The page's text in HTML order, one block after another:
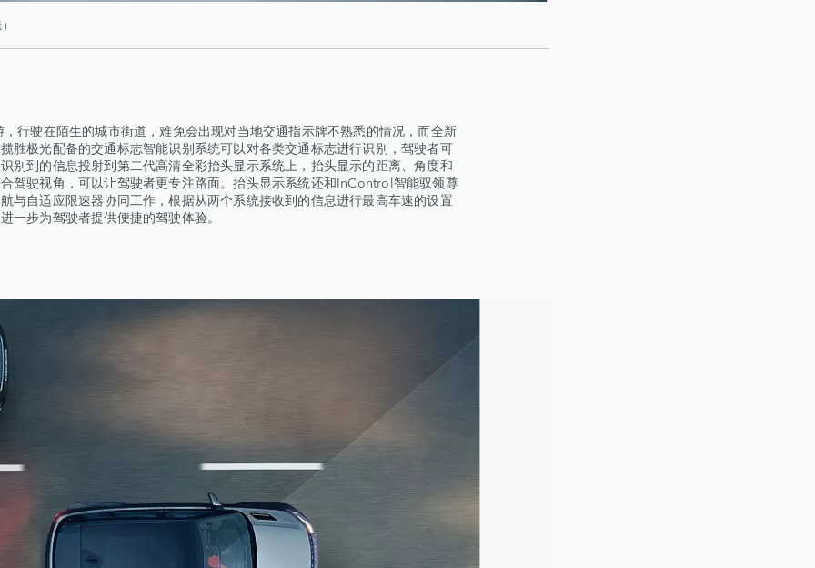
行驶在陌生的城市街道，难免会出现对当地交通指示牌不熟悉的情况，而全新
胜极光配备的交通标志智能识别系统可以对各类交通标志进行识别，驾驶者可
别到的信息投射到第二代高清全彩抬头显示系统上，抬头显示的距离、角度和
驾驶视角，可以让驾驶者更专注路面。抬头显示系统还和InControl智能驭领尊
与自适应限速器协同工作，根据从两个系统接收到的信息进行最高车速的设置
一步为驾驶者提供便捷的驾驶体验。